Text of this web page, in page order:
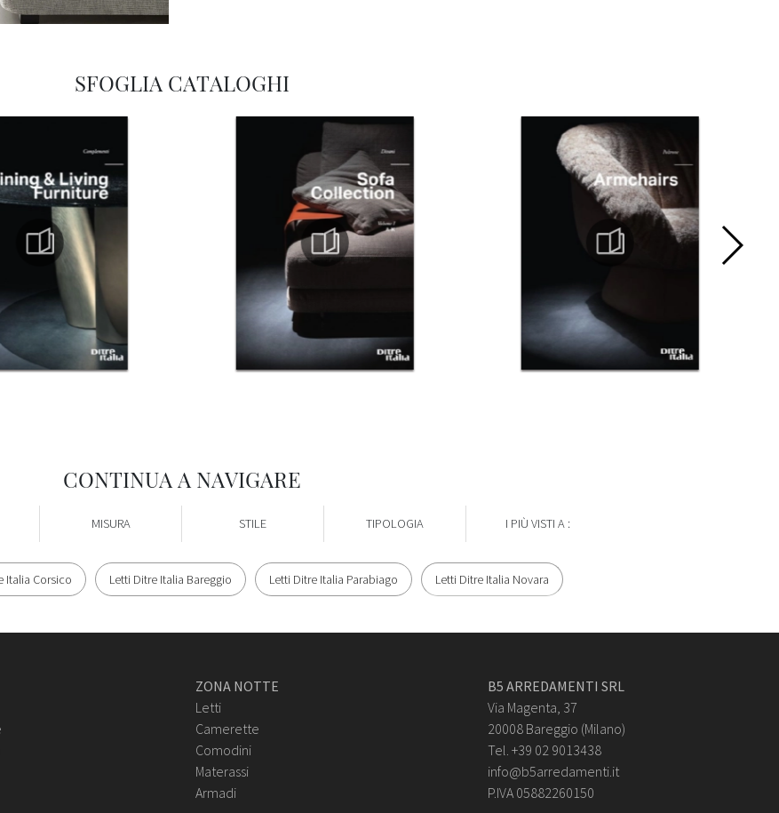
SFOGLIA CATALOGHI
CONTINUA A NAVIGARE
MISURA STILE TIPOLOGIA I PIÙ VISTI A :
Italia Corsico Letti Ditre Italia Bareggio Letti Ditre Italia Parabiago Letti Ditre Italia Novara
ZONA NOTTE
Letti
Camerette
Comodini
Materassi
Armadi
B5 ARREDAMENTI SRL
Via Magenta, 37
20008 Bareggio (Milano)
Tel. +39 02 9013438
info@b5arredamenti.it
P.IVA 05882260150